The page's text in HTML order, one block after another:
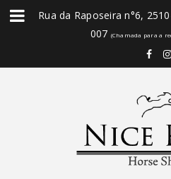
Rua da Raposeira n°6,
007 (Chamada para a